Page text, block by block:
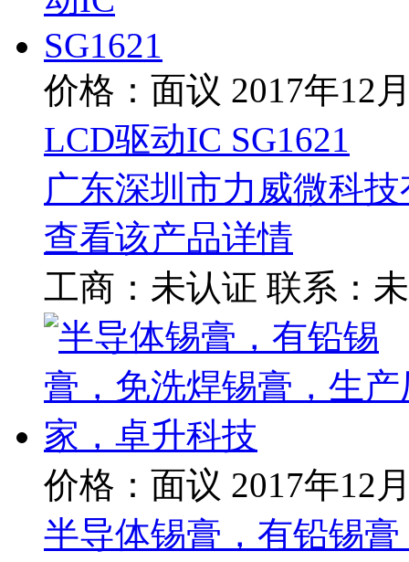
价格：面议 2017年12
LCD驱动IC SG1621
广东深圳市力威微科
查看该产品详情
工商： 未认证 联系：
价格：面议 2017年12
半导体锡膏，有铅锡